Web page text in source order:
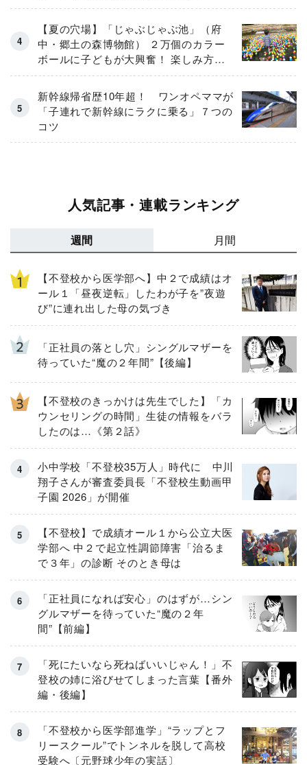
【夏の穴場】「じゃぶじゃぶ池」（府
中・郷土の森博物館） ２万個のカラー
ボールに子どもが大興奮！ 楽しみ方と
注意点をルポ
新幹線帰省歴10年超！ ワンオペママが
「子連れで新幹線にラクに乗る」７つの
コツ
人気記事・連載ランキング
週間 月間
【不登校から医学部へ】中２で成績はオ
ール１「昼夜逆転」したわが子を”夜遊
び”に連れ出した母の気づき
「正社員の落とし穴」シングルマザーを
待っていた“魔の２年間”【後編】
【不登校のきっかけは先生でした】「カ
ウンセリングの時間」生徒の情報をバラ
したのは…《第２話》
小中学校「不登校35万人」時代に 中川
翔子さんが審査委員長「不登校生動画甲
子園 2026」が開催
【不登校】で成績オール１から公立大医
学部へ 中２で起立性調節障害「治るま
で３年」の診断 そのとき母は
「正社員になれば安心」のはずが…シン
グルマザーを待っていた“魔の２年
間”【前編】
「死にたいなら死ねばいいじゃん！」不
登校の姉に浴びせてしまった言葉【番外
編・後編】
「不登校から医学部進学」“ラップとフ
リースクール”でトンネルを脱して高校
受験へ〔元野球少年の実話〕